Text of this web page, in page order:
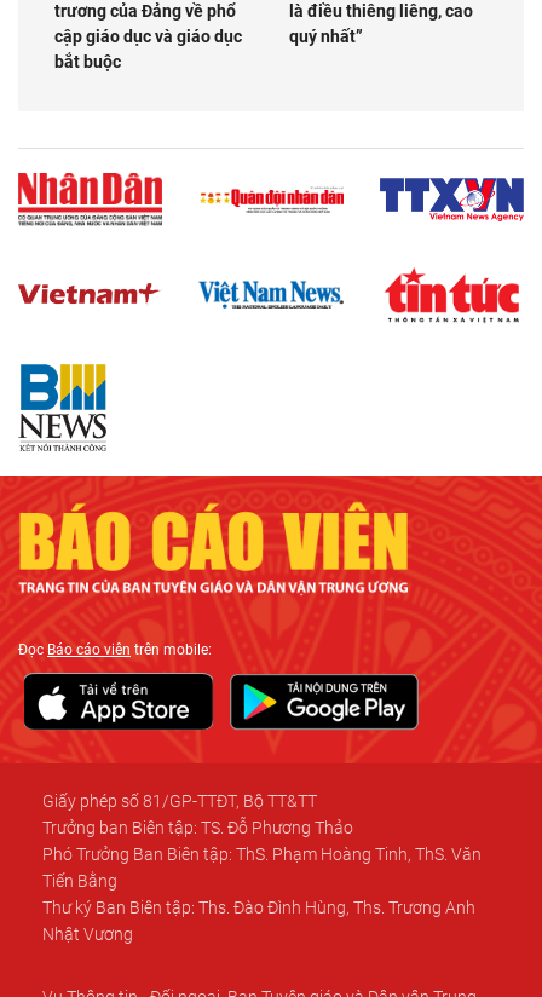
trương của Đảng về phổ
cập giáo dục và giáo dục
bắt buộc
là điều thiêng liêng, cao
quý nhất”
ĐọcBáo cáo viên trên mobile:
Giấy phép số 81/GP-TTĐT, Bộ TT&TT
Trưởng ban Biên tập: TS. Đỗ Phương Thảo
Phó Trưởng Ban Biên tập: ThS. Phạm Hoàng Tinh, ThS. Văn
Tiến Bằng
Thư ký Ban Biên tập: Ths. Đào Đình Hùng, Ths. Trương Anh
Nhật Vương